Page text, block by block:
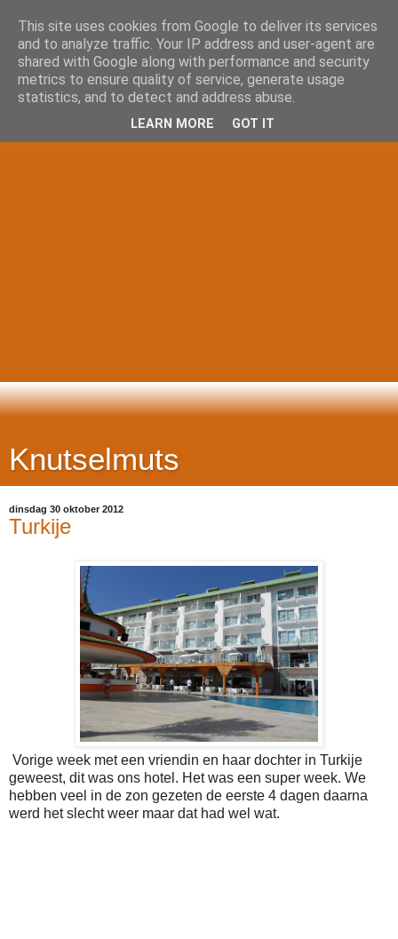
Knutselmuts
dinsdag 30 oktober 2012
Turkije
Vorige week met een vriendin en haar dochter in Turkije
geweest, dit was ons hotel. Het was een super week. We
hebben veel in de zon gezeten de eerste 4 dagen daarna
werd het slecht weer maar dat had wel wat.
This site uses cookies from Google to deliver its services
and to analyze traffic. Your IP address and user-agent are
shared with Google along with performance and security
metrics to ensure quality of service, generate usage
statistics, and to detect and address abuse.
LEARN MORE GOT IT